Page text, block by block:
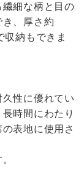
細な柄と目の
、厚さ約
納もできま
性に優れてい
時間にわたり
表地に使用さ